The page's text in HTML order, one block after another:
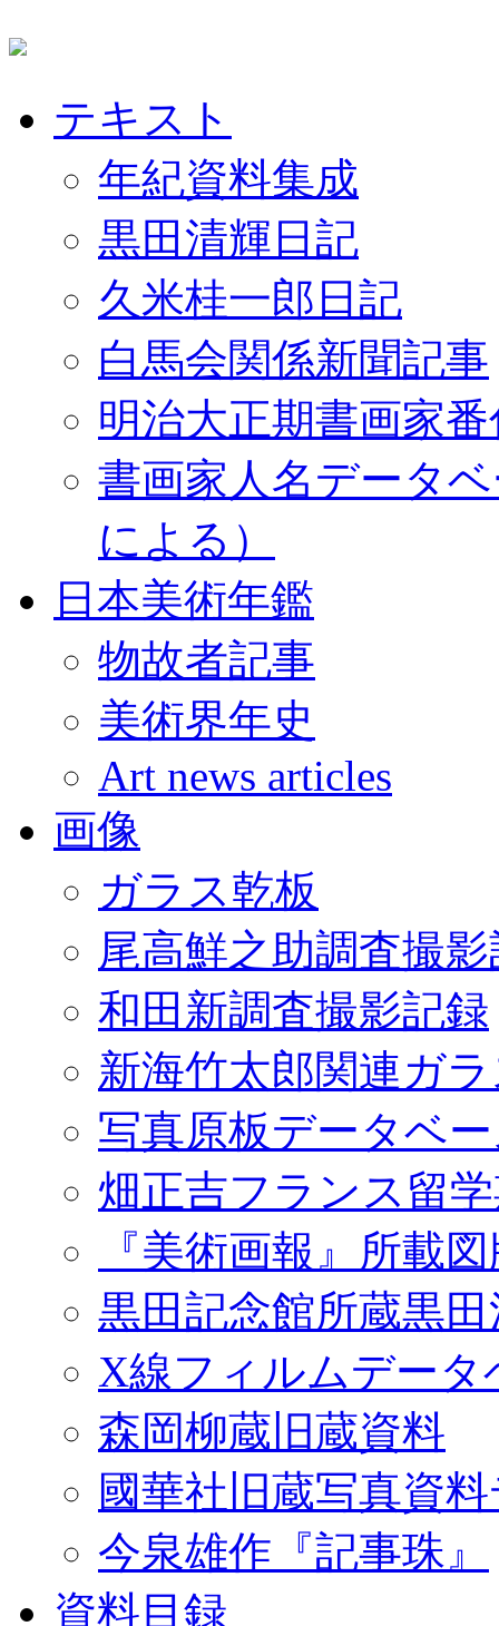
テキスト
年紀資料集成
黒田清輝日記
久米桂一郎日記
白馬会関係新聞記事
明治大正期書画家
書画家人名データ
による）
日本美術年鑑
物故者記事
美術界年史
Art news articles
画像
ガラス乾板
尾高鮮之助調査撮
和田新調査撮影記録
新海竹太郎関連ガ
写真原板データベ
畑正吉フランス留
『美術画報』所載
黒田記念館所蔵黒
X線フィルムデータ
森岡柳蔵旧蔵資料
國華社旧蔵写真資
今泉雄作『記事珠』
資料目録